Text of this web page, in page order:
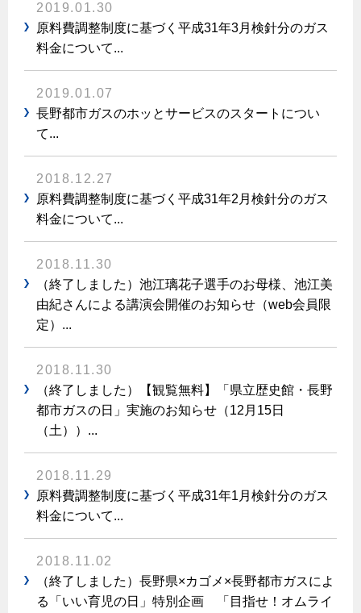
ガスを安全にお使いいただくために
安全対策
ガスメーターの役割と安全機能
古くなったガス管の交換のおすすめ
長期使用製品安全点検制度について
換気と給排気設備の注意点
保安体制
保安体制について
ガス設備安全点検について
各種手続き
お引越しのときには
ガス使用開始のご案内
ガス使用停止のご案内
インターネット受付
リビング
ガスファンヒーター
2019.01.30
原料費調整制度に基づく平成31年3月検針分のガス
料金について...
2019.01.07
長野都市ガスのホッとサービスのスタートについ
て...
2018.12.27
原料費調整制度に基づく平成31年2月検針分のガス
料金について...
2018.11.30
（終了しました）池江璃花子選手のお母様、池江美
由紀さんによる講演会開催のお知らせ（web会員限
定）...
2018.11.30
（終了しました）【観覧無料】「県立歴史館・長野
都市ガスの日」実施のお知らせ（12月15日
（土））...
2018.11.29
原料費調整制度に基づく平成31年1月検針分のガス
料金について...
2018.11.02
（終了しました）長野県×カゴメ×長野都市ガスによ
る「いい育児の日」特別企画 「目指せ！オムライ